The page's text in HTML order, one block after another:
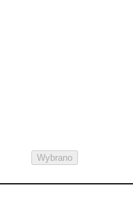
Wybrano